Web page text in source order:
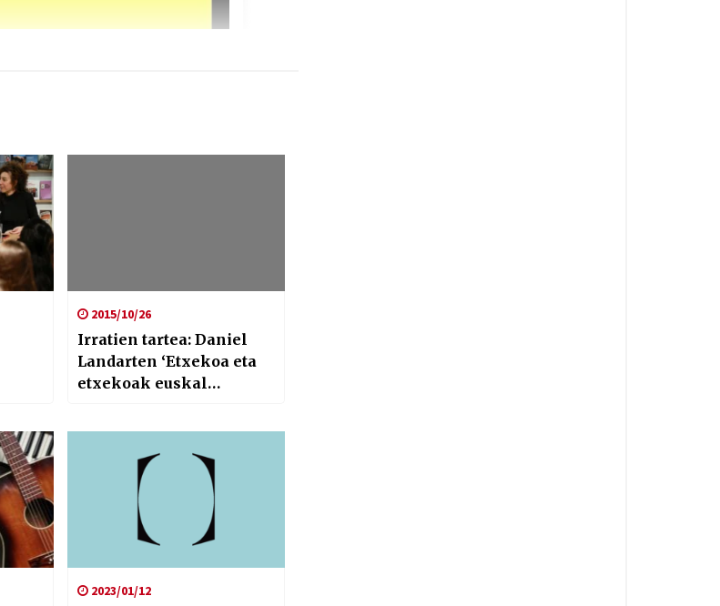
2015/10/26
Irratien tartea: Daniel
Landarten ‘Etxekoa eta
etxekoak euskal
2023/01/12